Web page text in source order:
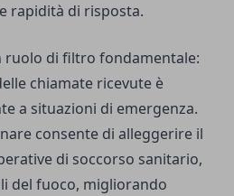
rapidità di risposta.
ruolo di filtro fondamentale:
chiamate ricevute è
a situazioni di emergenza.
consente di alleggerire il
di soccorso sanitario,
del fuoco, migliorando